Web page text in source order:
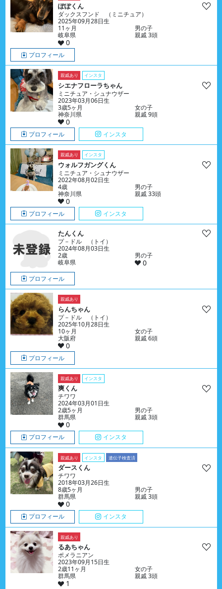
ぽぽくん
ダックスフンド （ミニチュア）
2025年09月28日生
11ヶ月
男の子
岐阜県
親戚 3頭
0
プロフィール
親戚あり インスタ
シエナフローラちゃん
ミニチュア・シュナウザー
2023年03月06日生
3歳5ヶ月
女の子
神奈川県
親戚 9頭
0
プロフィール インスタ
親戚あり インスタ
ウォルフガングくん
ミニチュア・シュナウザー
2022年08月02日生
4歳
男の子
神奈川県
親戚 33頭
0
プロフィール インスタ
たんくん
プ－ドル （トイ）
2024年08月03日生
2歳
男の子
岐阜県
0
プロフィール
親戚あり
らんちゃん
プ－ドル （トイ）
2025年10月28日生
10ヶ月
女の子
大阪府
親戚 6頭
0
プロフィール
親戚あり インスタ
爽くん
チワワ
2024年03月01日生
2歳5ヶ月
男の子
群馬県
親戚 3頭
0
プロフィール インスタ
親戚あり インスタ 遺伝子検査済
ダースくん
チワワ
2018年03月26日生
8歳5ヶ月
男の子
群馬県
親戚 3頭
0
プロフィール インスタ
親戚あり
るあちゃん
ポメラニアン
2023年09月15日生
2歳11ヶ月
女の子
群馬県
親戚 3頭
1